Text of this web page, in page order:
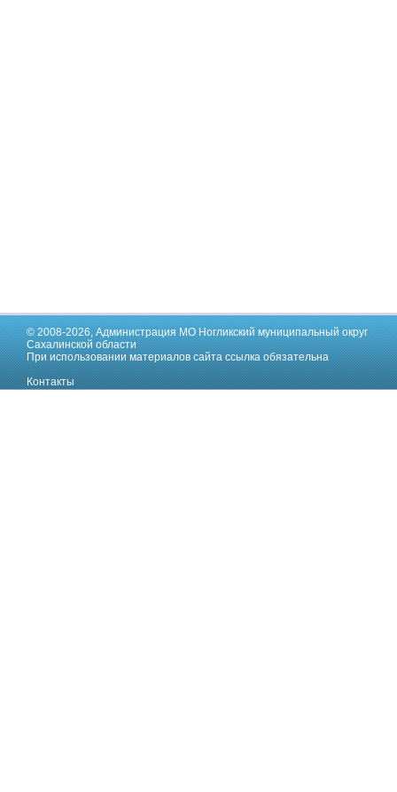
© 2008-2026,Администрация МО Ногликский муниципальный округ
Сахалинской области
При использовании материалов сайта ссылка обязательна
Контакты